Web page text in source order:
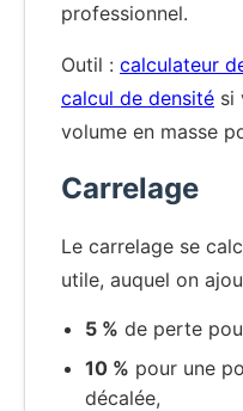
professionnel.
Outil : calculateur
calcul de densité si
volume en masse
Carrelage
Le carrelage se
utile, auquel on
5 % de perte
10 % pour une
décalée,